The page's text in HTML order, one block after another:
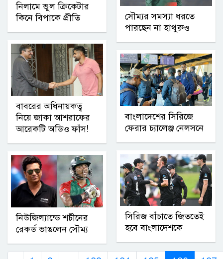
নিলামে ভুল ক্রিকেটার
কিনে বিপাকে প্রীতি
বাবরের অধিনায়কত্ব
নিয়ে জাকা আশরাফের
আরেকটি অডিও ফাঁস!
নিউজিল্যান্ডে শচীনের
রেকর্ড ভাঙলেন সৌম্য
সৌম্যর সমস্যা ধরতে
পারছেন না হাথুরুও
বাংলাদেশের সিরিজে
ফেরার চ্যালেঞ্জ নেলসনে
সিরিজ বাঁচাতে জিততেই
হবে বাংলাদেশকে